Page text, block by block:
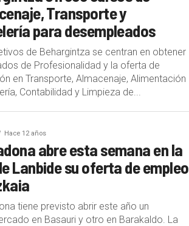
Transporte y
para desempleados
de Behargintza se centran en obtener
de Profesionalidad y la oferta de
en Transporte, Almacenaje, Alimentación
Contabilidad y Limpieza de...
Hace 12 años
abre esta semana en la
Lanbide su oferta de empleo
tiene previsto abrir este año un
en Basauri y otro en Barakaldo. La